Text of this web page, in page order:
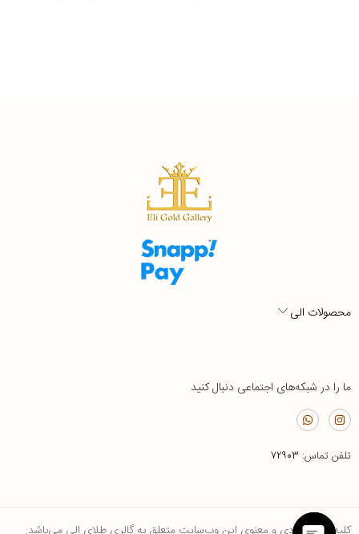
محصولات الی
ما را در شبکه‌های اجتماعی دنبال کنید
تلفن تماس: ۷۲۹۰۳